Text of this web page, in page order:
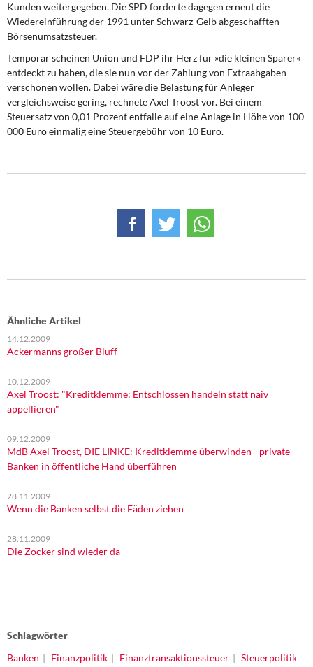
Kunden weitergegeben. Die SPD forderte dagegen erneut die
Wiedereinführung der 1991 unter Schwarz-Gelb abgeschafften
Börsenumsatzsteuer.
Temporär scheinen Union und FDP ihr Herz für »die kleinen Sparer«
entdeckt zu haben, die sie nun vor der Zahlung von Extraabgaben
verschonen wollen. Dabei wäre die Belastung für Anleger
vergleichsweise gering, rechnete Axel Troost vor. Bei einem
Steuersatz von 0,01 Prozent entfalle auf eine Anlage in Höhe von 100
000 Euro einmalig eine Steuergebühr von 10 Euro.
Ähnliche Artikel
14.12.2009
Ackermanns großer Bluff
10.12.2009
Axel Troost: "Kreditklemme: Entschlossen handeln statt naiv
appellieren"
09.12.2009
MdB Axel Troost, DIE LINKE: Kreditklemme überwinden - private
Banken in öffentliche Hand überführen
28.11.2009
Wenn die Banken selbst die Fäden ziehen
28.11.2009
Die Zocker sind wieder da
Schlagwörter
Banken
Finanzpolitik Finanztransaktionssteuer Steuerpolitik